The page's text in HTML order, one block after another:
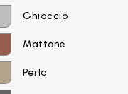
Ghiaccio
Mattone
Perla